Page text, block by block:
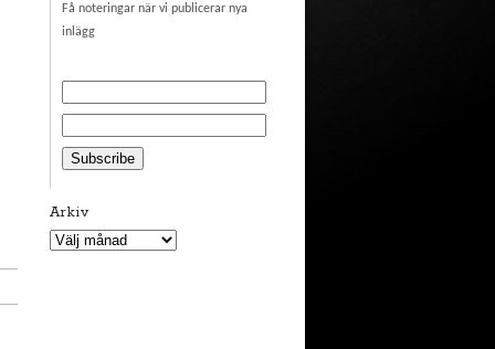
Få noteringar när vi publicerar nya
inlägg
Arkiv
Arkiv